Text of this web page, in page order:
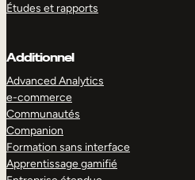
Études et rapports
Additionnel
Advanced Analytics
e-commerce
Communautés
Companion
Formation sans interface
Apprentissage gamifié